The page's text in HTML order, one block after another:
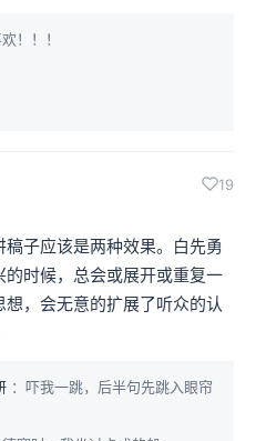
！！！
19
子应该是两种效果。白先勇
时候，总会或展开或重复一
，会无意的扩展了听众的认
：吓我一跳，后半句先跳入眼帘